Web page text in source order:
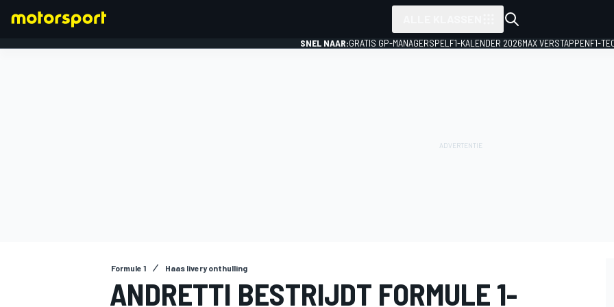
SNEL NAAR:GRATIS GP-MANAGERSPEL F1-KALENDER 2026MAX VERSTAPPENF1-
Formule 1 Haas livery onthulling
ANDRETTI BESTRIJDT FORMULE 1-